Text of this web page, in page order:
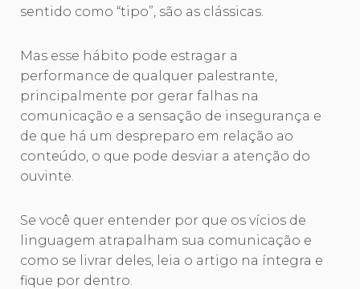
sentido como “tipo”, são as clássicas.
Mas esse hábito pode estragar a
performance de qualquer palestrante,
principalmente por gerar falhas na
comunicação e a sensação de insegurança e
de que há um despreparo em relação ao
conteúdo, o que pode desviar a atenção do
ouvinte.
Se você quer entender por que os vícios de
linguagem atrapalham sua comunicação e
como se livrar deles, leia o artigo na íntegra e
fique por dentro.